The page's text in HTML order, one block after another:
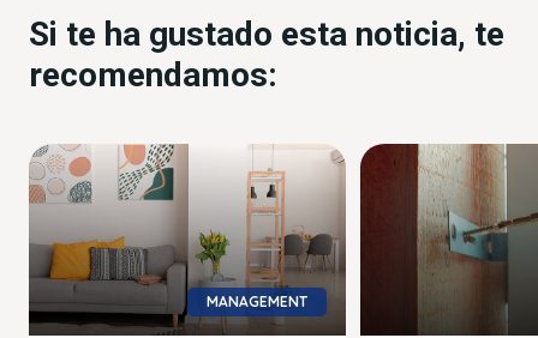
Si te ha gustado esta noticia, te
recomendamos:
MANAGEMENT